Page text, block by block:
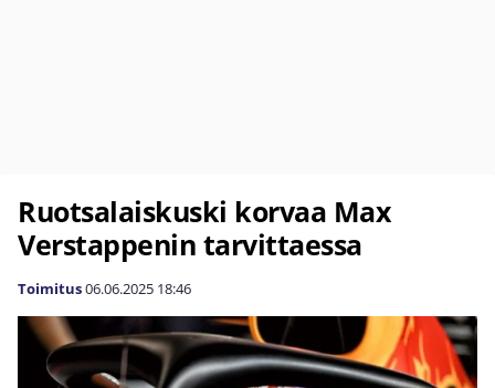
Ruotsalaiskuski korvaa Max
Verstappenin tarvittaessa
Toimitus06.06.2025 18:46